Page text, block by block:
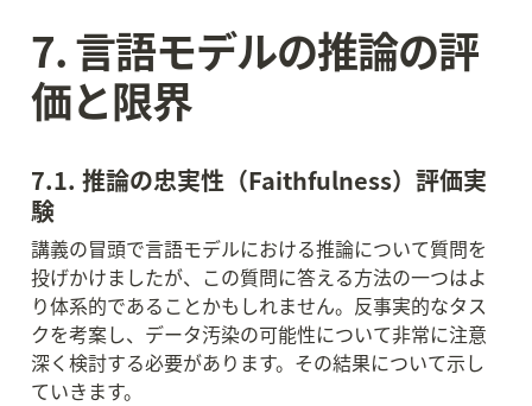
7. 言語モデルの推論の評
価と限界
7.1. 推論の忠実性（Faithfulness）評価実
験
講義の冒頭で言語モデルにおける推論について質問を
投げかけましたが、この質問に答える方法の一つはよ
り体系的であることかもしれません。反事実的なタス
クを考案し、データ汚染の可能性について非常に注意
深く検討する必要があります。その結果について示し
ていきます。